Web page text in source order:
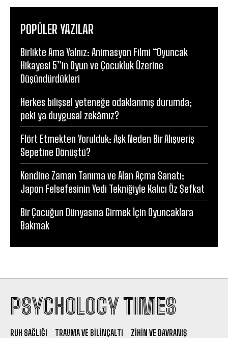
POPÜLER YAZILAR
Birlikte Ama Yalnız: Animasyon Filmi “Oyuncak
Hikayesi 5”in Oyun ve Çocukluk Üzerine
Düşündürdükleri
Herkes bilişsel yeteneğe odaklanmış durumda;
peki ya duygusal zekâmız?
Flört Etmekten Yorulduk: Aşk Neden Bir Alışveriş
Sepetine Dönüştü?
Kendine Zaman Tanıma ve Alan Açma Sanatı:
Japon Felsefesinin Yedi Tekniğiyle Kalıcı Öz Şefkat
Bir Çocuğun Dünyasına Girmek İçin Oyuncaklara
Bakmak
PSYCHOLOGY TIMES
RUH SAĞLIĞI TRAVMA VE BILINÇALTI
ZIHIN VE DAVRANIŞ